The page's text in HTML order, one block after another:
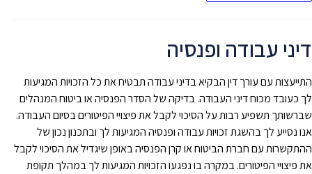
ופנסיה
עורך דין הבקיא בדיני עבודה תבטיח את כל הזכויות המגיעות
דיני העבודה. בדיקה של הסדר הפנסיה או ביטוח המנהלים
רבות על הסיכוי לקבל את פיצויי הפיטורים בסיום העבודה.
בהשגת זכויות עבודה ופנסיה המגיעות לך ובתכנון נכון של
חברת הביטוח או קרן הפנסיה באופן שיגדיל את הסיכוי לקבל
הפיטורים. במקרה בו נפגעו הזכויות המגיעות לך במהלך תקופת